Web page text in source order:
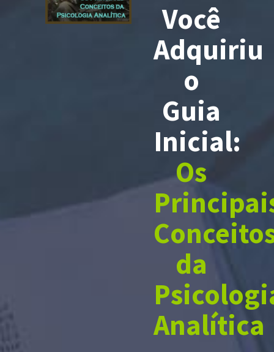
Você
Adquiriu
o
Guia
Inicial:
Os
da
Analítica